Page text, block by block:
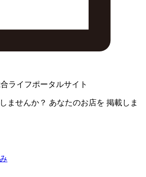
ライフポータルサイト
ませんか？ あなたのお店を 掲載しま